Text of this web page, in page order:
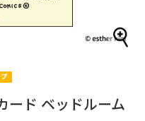
ド ベッドルーム